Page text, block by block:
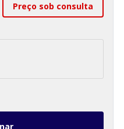
Preço sob consulta